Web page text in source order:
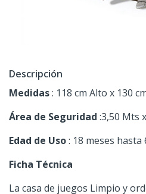
Descripción
Medidas: 118 cm Alto x 130
Área de Seguridad :3,50 Mts
Edad de Uso: 18 meses hasta
Ficha Técnica
La casa de juegos Limpio y